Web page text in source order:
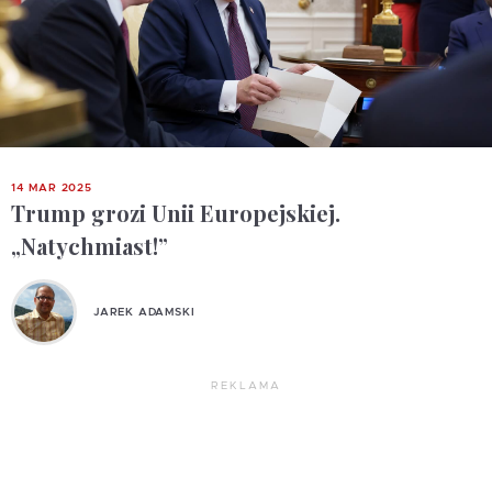
14 MAR 2025
Trump grozi Unii Europejskiej.
„Natychmiast!”
JAREK ADAMSKI
REKLAMA